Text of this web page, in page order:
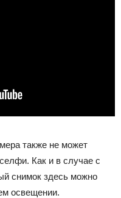
также не может
Как и в случае с
снимок здесь можно
освещении.